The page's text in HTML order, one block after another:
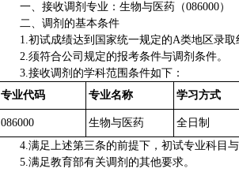
一、接收调剂专业：生物与医药（086000）
二、调剂的基本条件
1.初试成绩达到国家统一规定的A类地区录取
2.须符合公司规定的报考条件与调剂条件。
3.接收调剂的学科范围条件如下：
专业代码
专业名称 学习方式
086000 生物与医药 全日制
4.满足上述第三条的前提下，初试专业科目
5.满足教育部有关调剂的其他要求。